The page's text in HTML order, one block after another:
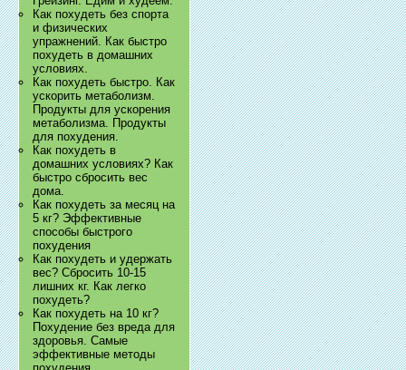
Как похудеть без спорта
и физических
упражнений. Как быстро
похудеть в домашних
условиях.
Как похудеть быстро. Как
ускорить метаболизм.
Продукты для ускорения
метаболизма. Продукты
для похудения.
Как похудеть в
домашних условиях? Как
быстро сбросить вес
дома.
Как похудеть за месяц на
5 кг? Эффективные
способы быстрого
похудения
Как похудеть и удержать
вес? Сбросить 10-15
лишних кг. Как легко
похудеть?
Как похудеть на 10 кг?
Похудение без вреда для
здоровья. Самые
эффективные методы